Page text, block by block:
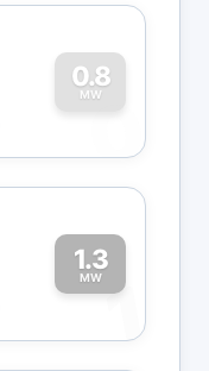
0.8
MW
0
1.3
MW1